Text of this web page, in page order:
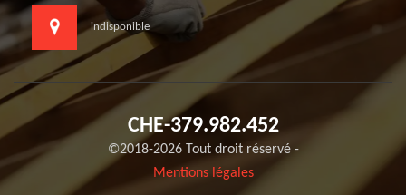
indisponible
CHE-379.982.452
©2018-2026 Tout droit réservé -
Mentions légales